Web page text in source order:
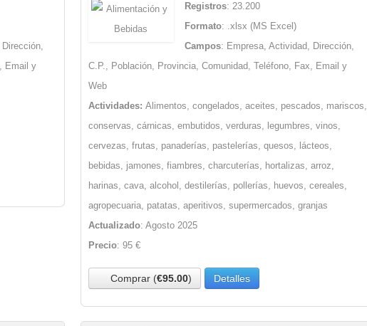
Email y
Registros: 23.200
Formato: .xlsx (MS Excel)
Campos: Empresa, Actividad, Dirección,
C.P., Población, Provincia, Comunidad, Teléfono, Fax, Email y
Web
Actividades: Alimentos, congelados, aceites, pescados, mariscos,
conservas, cárnicas, embutidos, verduras, legumbres, vinos,
cervezas, frutas, panaderías, pastelerías, quesos, lácteos,
bebidas, jamones, fiambres, charcuterías, hortalizas, arroz,
harinas, cava, alcohol, destilerías, pollerías, huevos, cereales,
agropecuaria, patatas, aperitivos, supermercados, granjas
Actualizado: Agosto 2025
Precio: 95 €
Comprar (€95.00) Detalles